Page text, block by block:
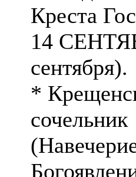
Креста
14
сентября).
*
сочельник